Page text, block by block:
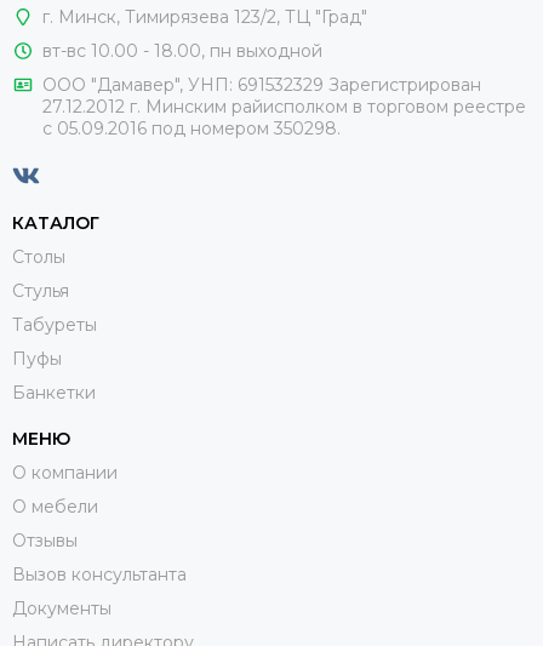
г. Минск, Тимирязева 123/2, ТЦ "Град"
вт-вс 10.00 - 18.00, пн выходной
ООО "Дамавер", УНП: 691532329 Зарегистрирован
27.12.2012 г. Минским райисполком в торговом реестре
с 05.09.2016 под номером 350298.
КАТАЛОГ
Столы
Стулья
Табуреты
Пуфы
Банкетки
МЕНЮ
О компании
О мебели
Отзывы
Вызов консультанта
Документы